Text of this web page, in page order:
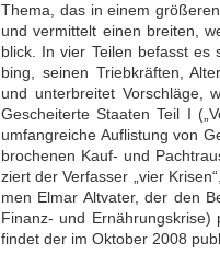
The­ma, das in einem
und ver­mit­telt einen brei­ten,
blick. In vier Tei­len befasst
bing, sei­nen Trieb­kräf­ten,
und unter­brei­tet Vor­schlä­ge,
Geschei­ter­te Staa­ten Teil I
umfang­rei­che Auf­lis­tung von
bro­che­nen Kauf- und
ziert der Ver­fas­ser „vier
men Elmar Alt­va­ter, der den
Finanz- und
fin­det der im Okto­ber 2008